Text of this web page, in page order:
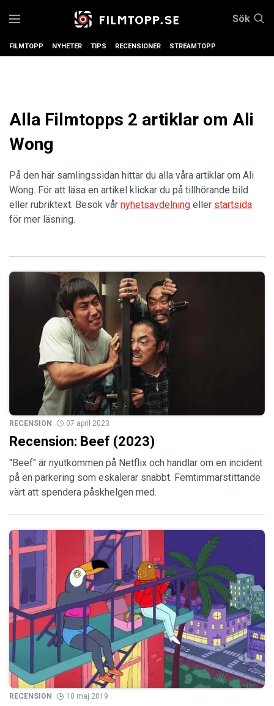
Sök
FILMTOPP NYHETER TIPS RECENSIONER STREAMTOPP
Alla Filmtopps 2 artiklar om Ali
Wong
På den här samlingssidan hittar du alla våra artiklar om Ali
Wong. För att läsa en artikel klickar du på tillhörande bild
eller rubriktext. Besök vår nyhetsavdelning eller startsida
för mer läsning.
RECENSION 07 april 2023
Recension: Beef (2023)
"Beef" är nyutkommen på Netflix och handlar om en incident
på en parkering som eskalerar snabbt. Femtimmarstittande
värt att spendera påskhelgen med.
RECENSION 10 maj 2019